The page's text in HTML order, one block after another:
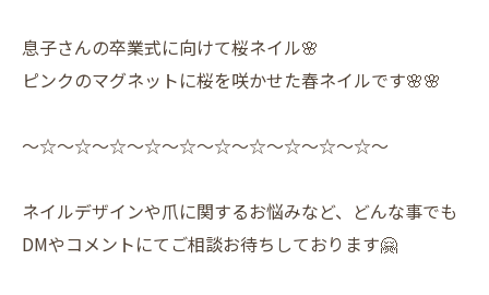
息子さんの卒業式に向けて桜ネイル🌸
ピンクのマグネットに桜を咲かせた春ネイルです🌸🌸
〜☆〜☆〜☆〜☆〜☆〜☆〜☆〜☆〜☆〜☆〜
ネイルデザインや爪に関するお悩みなど、どんな事でも
DMやコメントにてご相談お待ちしております🤗